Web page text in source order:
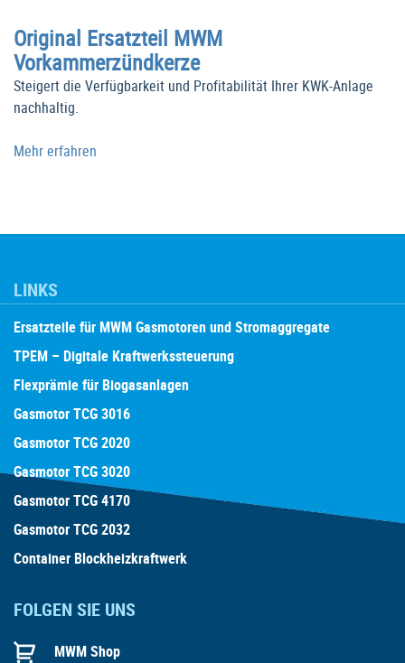
Original Ersatzteil MWM
Vorkammerzündkerze
Steigert die Verfügbarkeit und Profitabilität Ihrer KWK-Anlage
nachhaltig.
Mehr erfahren
LINKS
Ersatzteile für MWM Gasmotoren und Stromaggregate
TPEM – Digitale Kraftwerkssteuerung
Flexprämie für Biogasanlagen
Gasmotor TCG 3016
Gasmotor TCG 2020
Gasmotor TCG 3020
Gasmotor TCG 4170
Gasmotor TCG 2032
Container Blockheizkraftwerk
FOLGEN SIE UNS
MWM Shop